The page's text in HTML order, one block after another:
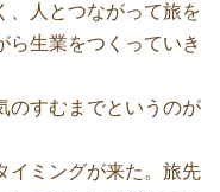
、人とつながって旅を
ら生業をつくっていき
のすむまでというのが
イミングが来た。旅先